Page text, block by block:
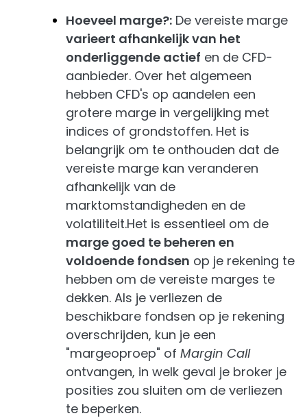
Hoeveel marge?: De vereiste marge
varieert afhankelijk van het
onderliggende actief en de CFD-
aanbieder. Over het algemeen
hebben CFD's op aandelen een
grotere marge in vergelijking met
indices of grondstoffen. Het is
belangrijk om te onthouden dat de
vereiste marge kan veranderen
afhankelijk van de
marktomstandigheden en de
volatiliteit.Het is essentieel om de
marge goed te beheren en
voldoende fondsen op je rekening te
hebben om de vereiste marges te
dekken. Als je verliezen de
beschikbare fondsen op je rekening
overschrijden, kun je een
"margeoproep" of Margin Call
ontvangen, in welk geval je broker je
posities zou sluiten om de verliezen
te beperken.